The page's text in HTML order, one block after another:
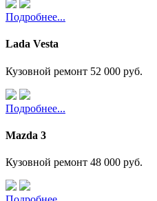
Подробнее...
Lada Vesta
Кузовной ремонт 52 000 руб.
Подробнее...
Mazda 3
Кузовной ремонт 48 000 руб.